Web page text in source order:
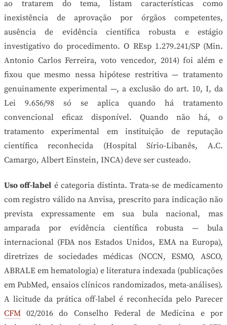
ao tratarem do tema, listam características como
inexistência de aprovação por órgãos competentes,
ausência de evidência científica robusta e estágio
investigativo do procedimento. O REsp 1.279.241/SP (Min.
Antonio Carlos Ferreira, voto vencedor, 2014) foi além e
fixou que mesmo nessa hipótese restritiva — tratamento
genuinamente experimental —, a exclusão do art. 10, I, da
Lei 9.656/98 só se aplica quando há tratamento
convencional eficaz disponível. Quando não há, o
tratamento experimental em instituição de reputação
científica reconhecida (Hospital Sírio-Libanês, A.C.
Camargo, Albert Einstein, INCA) deve ser custeado.
Uso off-label é categoria distinta. Trata-se de medicamento
com registro válido na Anvisa, prescrito para indicação não
prevista expressamente em sua bula nacional, mas
amparada por evidência científica robusta — bula
internacional (FDA nos Estados Unidos, EMA na Europa),
diretrizes de sociedades médicas (NCCN, ESMO, ASCO,
ABRALE em hematologia) e literatura indexada (publicações
em PubMed, ensaios clínicos randomizados, meta-análises).
A licitude da prática off-label é reconhecida pelo Parecer
CFM 02/2016 do Conselho Federal de Medicina e por